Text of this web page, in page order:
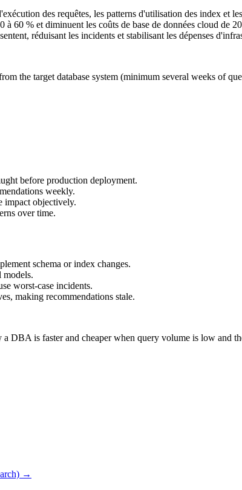
des requêtes, les patterns d'utilisation des index et
60 % et diminuent les coûts de base de données cloud de
réduisant les incidents et stabilisant les dépenses
the target database system (minimum several weeks of
before production deployment.
weekly.
impact objectively.
over time.
schema or index changes.
models.
worst-case incidents.
making recommendations stale.
is faster and cheaper when query volume is low and
→